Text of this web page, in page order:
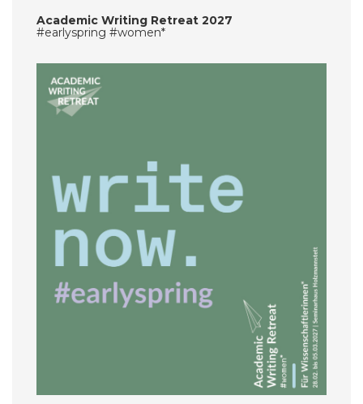
Academic Writing Retreat 2027
#earlyspring #women*